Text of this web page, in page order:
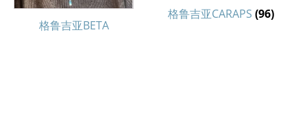
格鲁吉亚BETA
格鲁吉亚CARAPS(96)